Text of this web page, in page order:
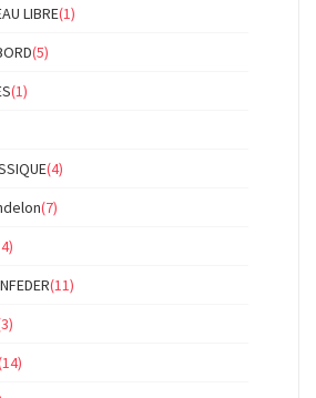
LIBRE(1)
(5)
(1)
(4)
(7)
(11)